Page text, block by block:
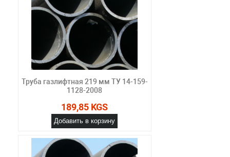
Труба газлифтная 219 мм ТУ 14-159-
1128-2008
189,85 KGS
Добавить в корзину